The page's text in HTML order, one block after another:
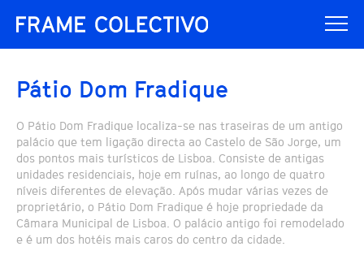
Pátio Dom Fradique
O Pátio Dom Fradique localiza-se nas traseiras de um antigo
palácio que tem ligação directa ao Castelo de São Jorge, um
dos pontos mais turísticos de Lisboa. Consiste de antigas
unidades residenciais, hoje em ruínas, ao longo de quatro
níveis diferentes de elevação. Após mudar várias vezes de
proprietário, o Pátio Dom Fradique é hoje propriedade da
Câmara Municipal de Lisboa. O palácio antigo foi remodelado
e é um dos hotéis mais caros do centro da cidade.